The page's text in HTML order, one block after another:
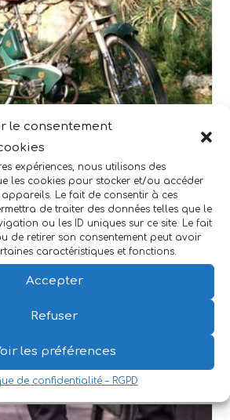
le consentement
expériences, nous utilisons des
les cookies pour stocker et/ou accéder
Le fait de consentir à ces
de traiter des données telles que le
ou les ID uniques sur ce site. Le fait
de retirer son consentement peut avoir
caractéristiques et fonctions.
Accepter
Refuser
les préférences
de confidentialité – RGPD
de l’allumage
Cazenave
d’un
magique »
29 décembre 2020
421 à l'aide de la technique